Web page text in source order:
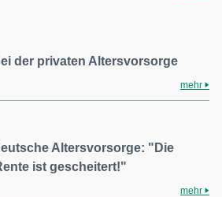
der privaten Altersvorsorge
mehr
Altersvorsorge: "Die
ist gescheitert!"
mehr